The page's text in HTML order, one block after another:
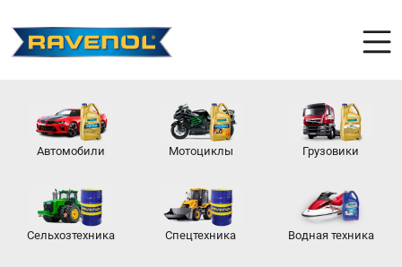
Автомобили Мотоциклы Грузовики
Сельхозтехника Спецтехника Водная техника